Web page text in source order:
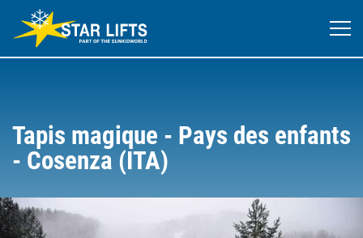
Tapis magique - Pays des enfants
- Cosenza (ITA)